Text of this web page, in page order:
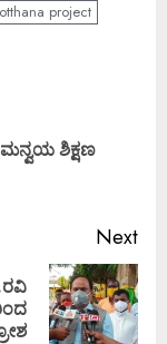
project
ಶಿಕ್ಷಣ
Next